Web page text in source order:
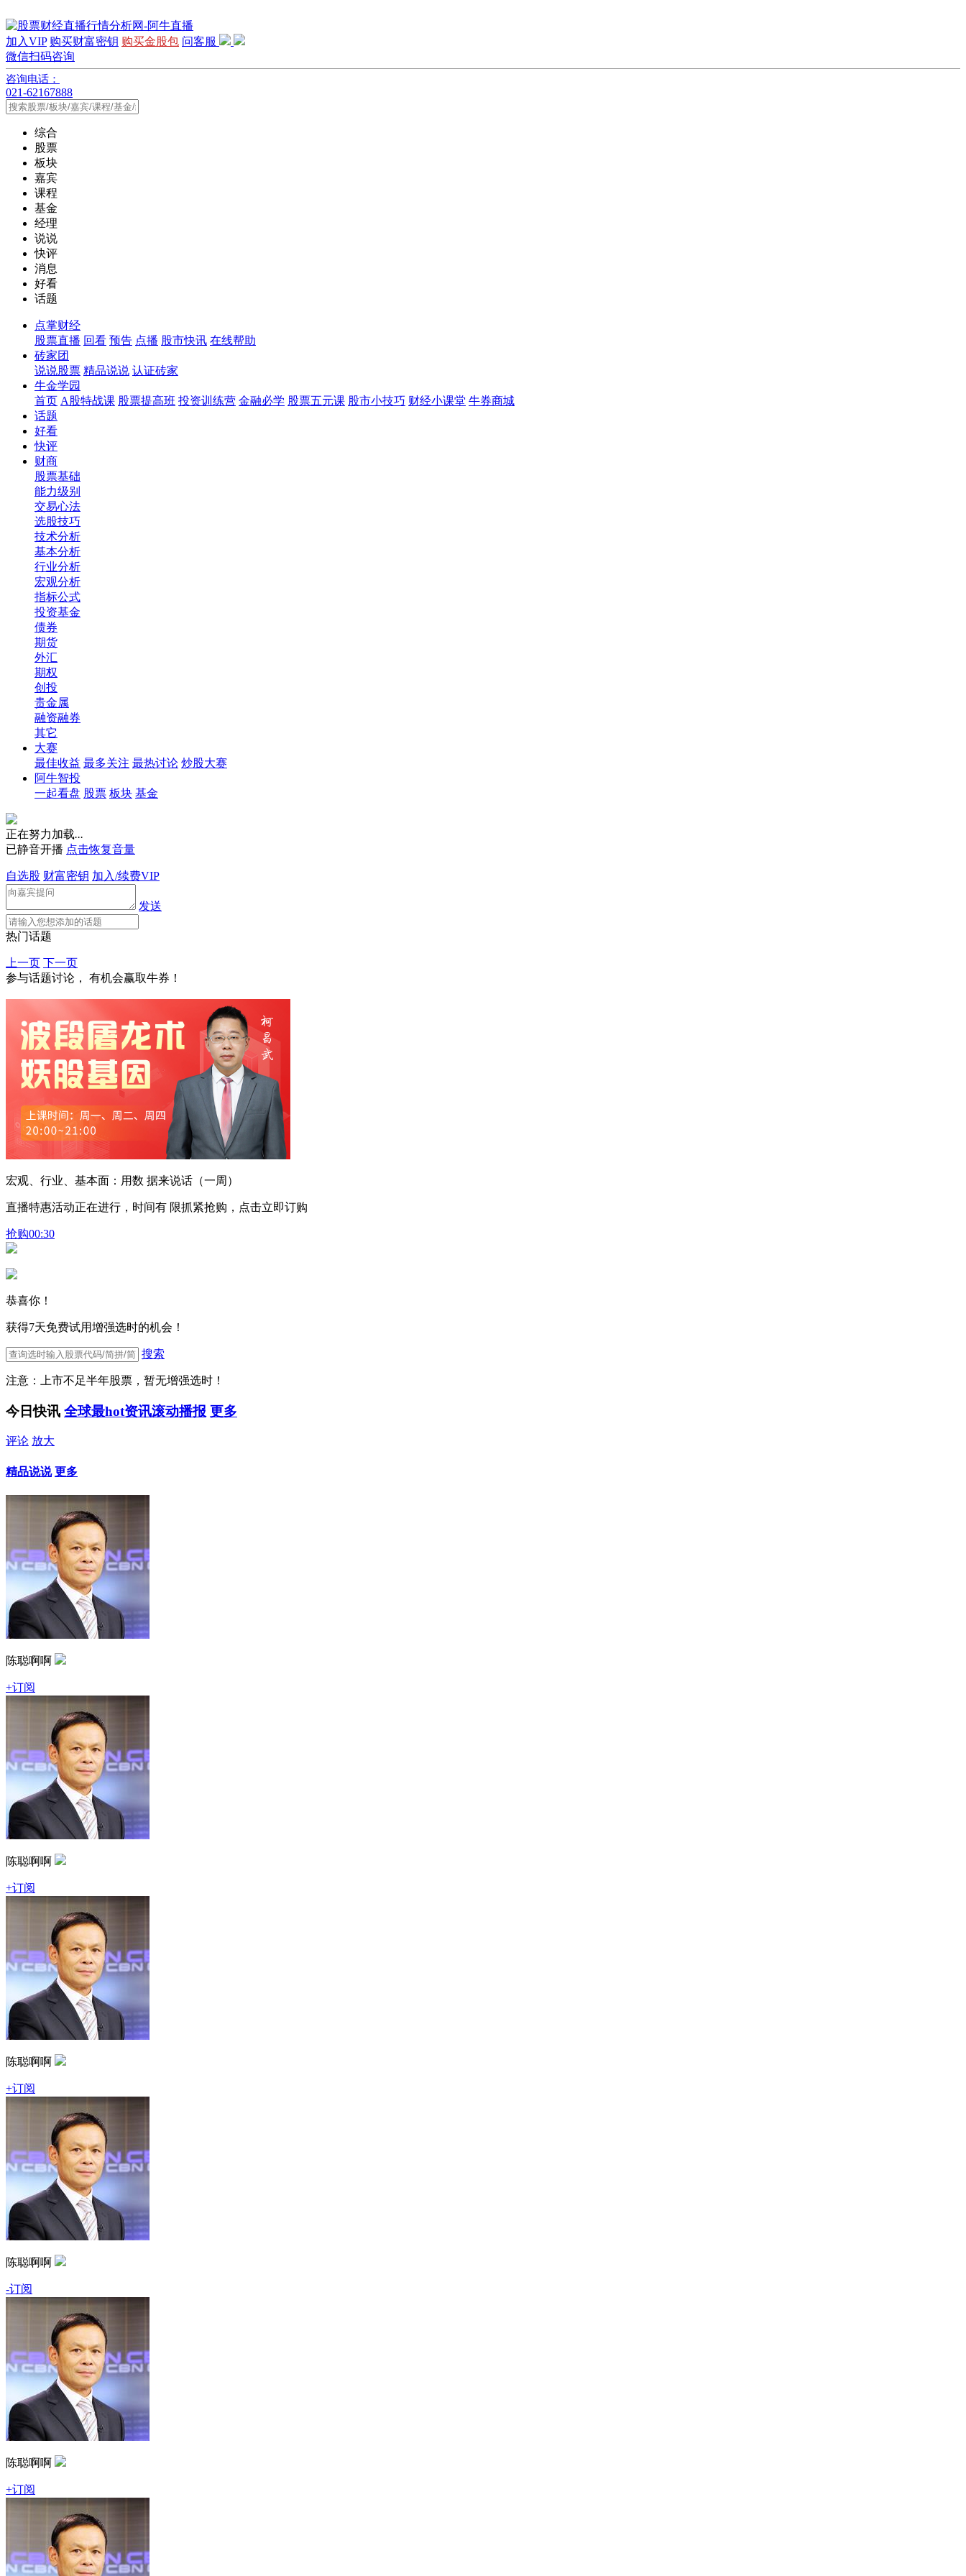
加入VIP 购买财富密钥 购买金股包 问客服
微信扫码咨询
咨询电话：
021-62167888
综合
股票
板块
嘉宾
课程
基金
经理
说说
快评
消息
好看
话题
点掌财经
股票直播 回看 预告 点播 股市快讯 在线帮助
砖家团
说说股票 精品说说 认证砖家
牛金学园
首页 A股特战课 股票提高班 投资训练营 金融必学 股票五元课 股市小技巧 财经小课堂 牛券商城
话题
好看
快评
财商
股票基础
能力级别
交易心法
选股技巧
技术分析
基本分析
行业分析
宏观分析
指标公式
投资基金
债券
期货
外汇
期权
创投
贵金属
融资融券
其它
大赛
最佳收益 最多关注 最热讨论 炒股大赛
阿牛智投
一起看盘 股票 板块 基金
正在努力加载...
已静音开播 点击恢复音量
自选股 财富密钥 加入/续费VIP
发送
热门话题
上一页 下一页
参与话题讨论， 有机会赢取牛券！
宏观、行业、基本面：用数 据来说话（一周）
直播特惠活动正在进行，时间有 限抓紧抢购，点击立即订购
抢购00:30
恭喜你！
获得7天免费试用增强选时的机会！
搜索
注意：上市不足半年股票，暂无增强选时！
今日快讯 全球最hot资讯滚动播报 更多
评论 放大
精品说说 更多
陈聪啊啊
+订阅
陈聪啊啊
+订阅
陈聪啊啊
+订阅
陈聪啊啊
-订阅
陈聪啊啊
+订阅